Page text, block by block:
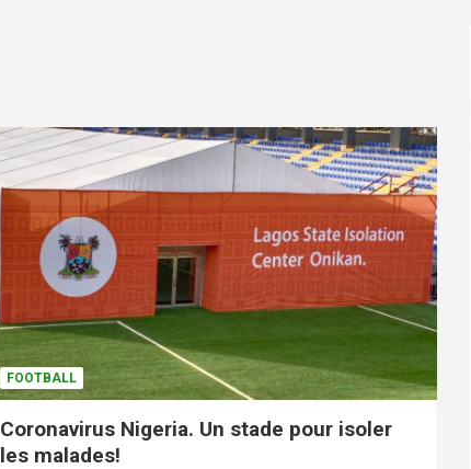
FOOTBALL
Coronavirus Nigeria. Un stade pour isoler
les malades!